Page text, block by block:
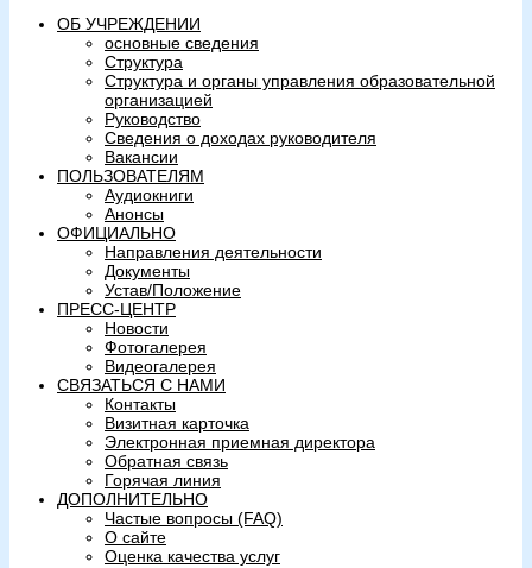
ОБ УЧРЕЖДЕНИИ
основные сведения
Структура
Структура и органы управления образовательной
организацией
Руководство
Сведения о доходах руководителя
Вакансии
ПОЛЬЗОВАТЕЛЯМ
Аудиокниги
Анонсы
ОФИЦИАЛЬНО
Направления деятельности
Документы
Устав/Положение
ПРЕСС-ЦЕНТР
Новости
Фотогалерея
Видеогалерея
СВЯЗАТЬСЯ С НАМИ
Контакты
Визитная карточка
Электронная приемная директора
Обратная связь
Горячая линия
ДОПОЛНИТЕЛЬНО
Частые вопросы (FAQ)
О сайте
Оценка качества услуг